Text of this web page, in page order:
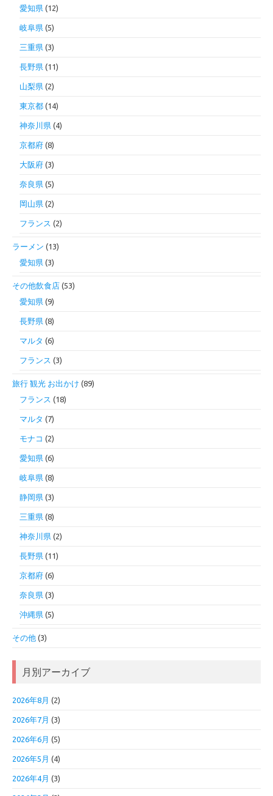
愛知県 (12)
岐阜県 (5)
三重県 (3)
長野県 (11)
山梨県 (2)
東京都 (14)
神奈川県 (4)
京都府 (8)
大阪府 (3)
奈良県 (5)
岡山県 (2)
フランス (2)
ラーメン (13)
愛知県 (3)
その他飲食店 (53)
愛知県 (9)
長野県 (8)
マルタ (6)
フランス (3)
旅行 観光 お出かけ (89)
フランス (18)
マルタ (7)
モナコ (2)
愛知県 (6)
岐阜県 (8)
静岡県 (3)
三重県 (8)
神奈川県 (2)
長野県 (11)
京都府 (6)
奈良県 (3)
沖縄県 (5)
その他 (3)
月別アーカイブ
2026年8月 (2)
2026年7月 (3)
2026年6月 (5)
2026年5月 (4)
2026年4月 (3)